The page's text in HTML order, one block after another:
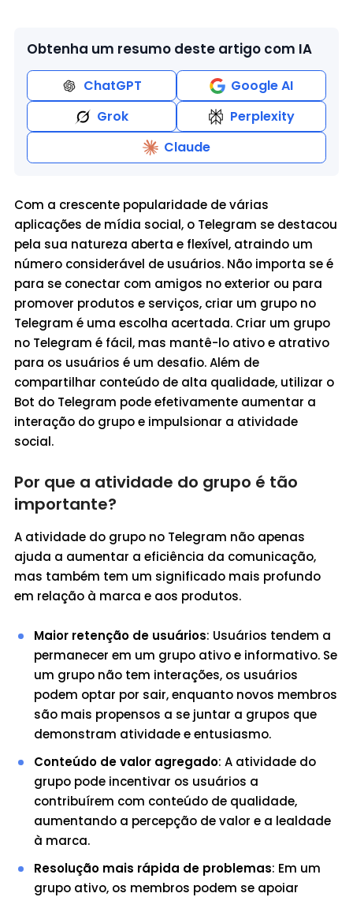
Obtenha um resumo deste artigo com IA
ChatGPT
Google AI
Grok
Perplexity
Claude
Com a crescente popularidade de várias
aplicações de mídia social, o Telegram se destacou
pela sua natureza aberta e flexível, atraindo um
número considerável de usuários. Não importa se é
para se conectar com amigos no exterior ou para
promover produtos e serviços, criar um grupo no
Telegram é uma escolha acertada. Criar um grupo
no Telegram é fácil, mas mantê-lo ativo e atrativo
para os usuários é um desafio. Além de
compartilhar conteúdo de alta qualidade, utilizar o
Bot do Telegram pode efetivamente aumentar a
interação do grupo e impulsionar a atividade
social.
Por que a atividade do grupo é tão
importante?
A atividade do grupo no Telegram não apenas
ajuda a aumentar a eficiência da comunicação,
mas também tem um significado mais profundo
em relação à marca e aos produtos.
Maior retenção de usuários: Usuários tendem a
permanecer em um grupo ativo e informativo. Se
um grupo não tem interações, os usuários
podem optar por sair, enquanto novos membros
são mais propensos a se juntar a grupos que
demonstram atividade e entusiasmo.
Conteúdo de valor agregado: A atividade do
grupo pode incentivar os usuários a
contribuírem com conteúdo de qualidade,
aumentando a percepção de valor e a lealdade
à marca.
Resolução mais rápida de problemas: Em um
grupo ativo, os membros podem se apoiar